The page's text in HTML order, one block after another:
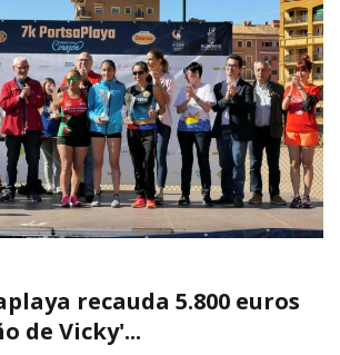
recauda 5.800 euros
de Vicky'...